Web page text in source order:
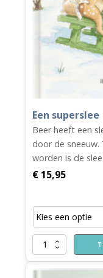
Een superslee
Beer heeft een
door de sneeuw.
worden is de
€ 15,95
Een
superslee
aantal